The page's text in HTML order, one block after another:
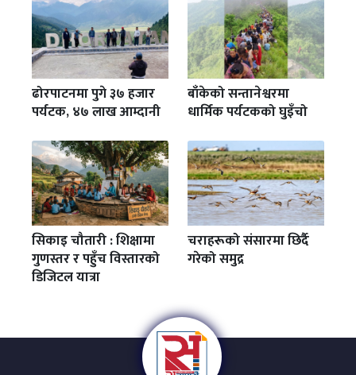
ढोरपाटनमा पुगे ३७ हजार
पर्यटक, ४७ लाख आम्दानी
बाँकेको सन्तानेश्वरमा
धार्मिक पर्यटकको घुइँचो
सिकाइ चौतारी : शिक्षामा
गुणस्तर र पहुँच विस्तारको
डिजिटल यात्रा
चराहरूको संसारमा छिर्दै
गरेको समुद्र